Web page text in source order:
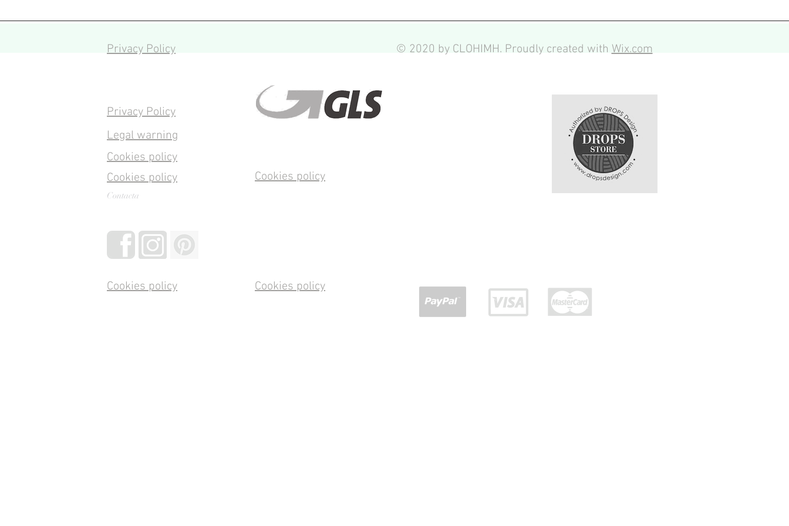
Privacy Policy © 2020 by CLOHIMH. Proudly created withWix.com
Privacy Policy
Legal warning
Cookies policy
Cookies policy
Contacta
Cookies policy
Cookies policy Cookies policy